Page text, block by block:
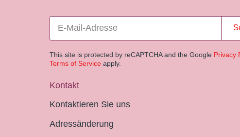
This site is protected by reCAPTCHA and the Google Privacy
Terms of Service apply.
Kontakt
Kontaktieren Sie uns
Adressänderung